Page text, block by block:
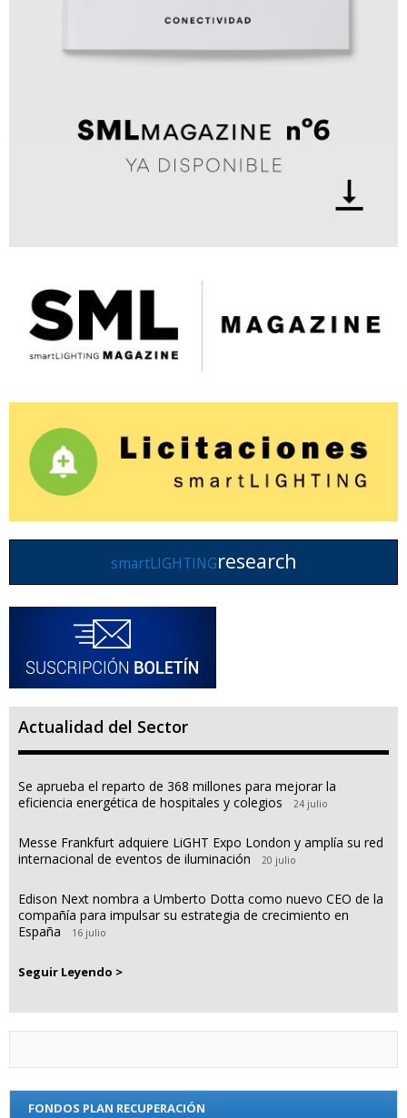
smartLIGHTINGresearch
Actualidad del Sector
Se aprueba el reparto de 368 millones para mejorar la
eficiencia energética de hospitales y colegios
24 julio
Messe Frankfurt adquiere LiGHT Expo London y amplía su red
internacional de eventos de iluminación
20 julio
Edison Next nombra a Umberto Dotta como nuevo CEO de la
compañía para impulsar su estrategia de crecimiento en
España
16 julio
Seguir Leyendo >
FONDOS PLAN RECUPERACIÓN